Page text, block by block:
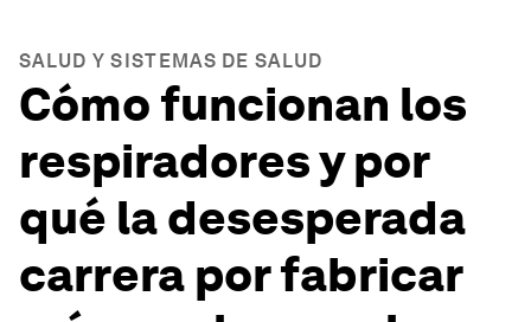
SALUD Y SISTEMAS DE SALUD
Cómo funcionan los
respiradores y por
qué la desesperada
carrera por fabricar